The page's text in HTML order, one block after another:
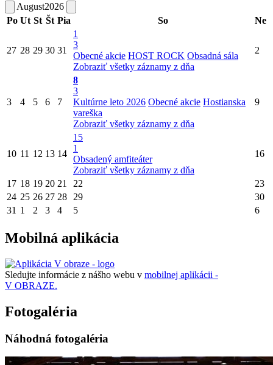
August2026
Po Ut St Št Pia So Ne
27 28 29 30 31
1
3
Obecné akcie HOST ROCK Obsadná sála
Zobraziť všetky záznamy z dňa
2
3 4 5 6 7
8
3
Kultúrne leto 2026 Obecné akcie Hostianska
vareška
Zobraziť všetky záznamy z dňa
9
10 11 12 13 14
15
1
Obsadený amfiteáter
Zobraziť všetky záznamy z dňa
16
17 18 19 20 21 22
23
24 25 26 27 28 29
30
31 1 2 3 4 5 6
Mobilná aplikácia
Sledujte informácie z nášho webu v mobilnej aplikácii -
V OBRAZE.
Fotogaléria
Náhodná fotogaléria